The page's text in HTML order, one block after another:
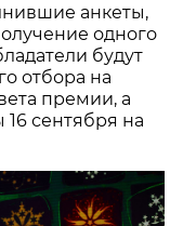
анкеты,
одного
будут
отбора на
премии, а
16 сентября на